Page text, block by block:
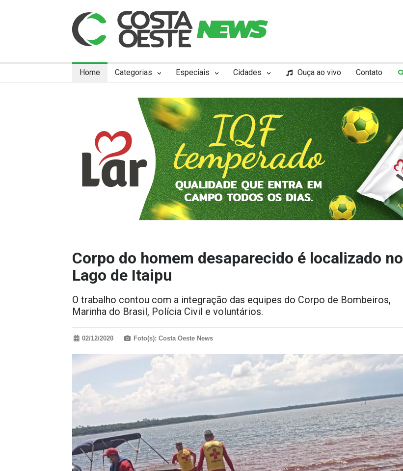
Home Categorias Especiais Cidades Ouça ao vivo Contato
Corpo do homem desaparecido é localizado no
Lago de Itaipu
O trabalho contou com a integração das equipes do Corpo de Bombeiros,
Marinha do Brasil, Polícia Civil e voluntários.
02/12/2020 Foto(s): Costa Oeste News